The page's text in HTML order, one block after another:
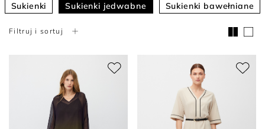
Sukienki Sukienki jedwabne Sukienki bawełniane
Filtruj i sortuj